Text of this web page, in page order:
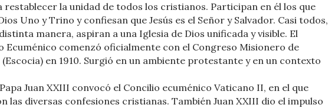
restablecer la unidad de todos los cristianos. Participan en él los que
Uno y Trino y confiesan que Jesús es el Señor y Salvador. Casi todos,
manera, aspiran a una Iglesia de Dios unificada y visible. El
Ecuménico comenzó oficialmente con el Congreso Misionero de
en 1910. Surgió en un ambiente protestante y en un contexto
Papa Juan XXIII convocó el Concilio ecuménico Vaticano II, en el que
las diversas confesiones cristianas. También Juan XXIII dio el impulso